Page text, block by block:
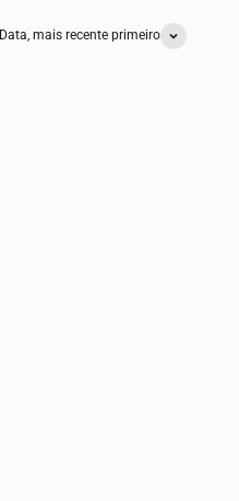
Data, mais recente primeiro